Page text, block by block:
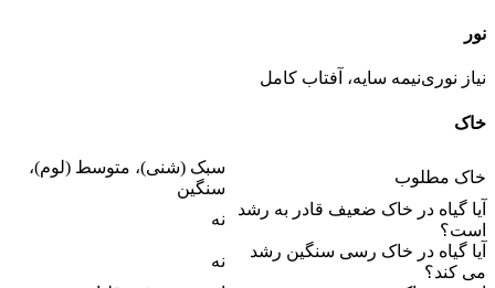
نور
نیاز نورینیمه سایه، آفتاب کامل
خاک
خاک مطلوب
سبک (شنی)، متوسط (لوم)،
سنگین
آیا گیاه در خاک ضعیف قادر به رشد
است؟
نه
آیا گیاه در خاک رسی سنگین رشد
می کند؟
نه